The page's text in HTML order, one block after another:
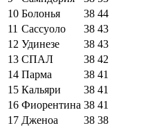
10 Болонья 38 44
11 Сассуоло 38 43
12 Удинезе 38 43
13 СПАЛ 38 42
14 Парма 38 41
15 Кальяри 38 41
16 Фиорентина 38 41
17 Дженоа 38 38